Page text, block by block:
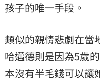
孩子的唯一手段。
類似的親情悲劇在當
哈邁德則是因為5歲
本沒有半毛錢可以讓